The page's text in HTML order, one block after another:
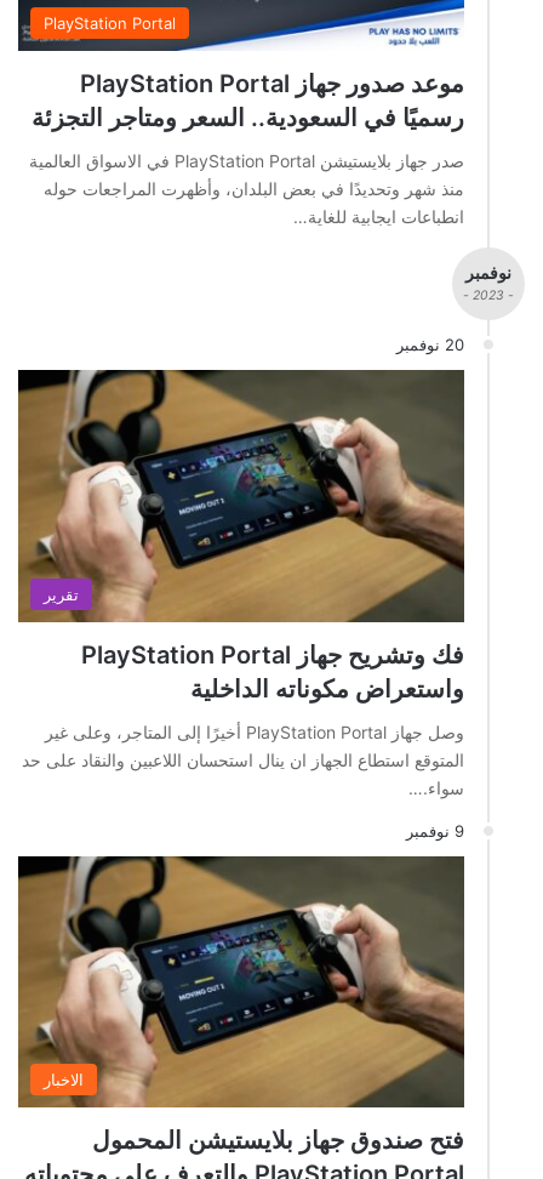
PlayStation Portal
موعد صدور جهاز PlayStation Portal
رسميًا في السعودية.. السعر ومتاجر التجزئة
صدر جهاز بلايستيشن PlayStation Portal في الاسواق العالمية
منذ شهر وتحديدًا في بعض البلدان، وأظهرت المراجعات حوله
انطباعات ايجابية للغاية…
نوفمبر
- 2023 -
20 نوفمبر
تقرير
فك وتشريح جهاز PlayStation Portal
واستعراض مكوناته الداخلية
وصل جهاز PlayStation Portal أخيرًا إلى المتاجر، وعلى غير
المتوقع استطاع الجهاز ان ينال استحسان اللاعبين والنقاد على حد
سواء.…
9 نوفمبر
الاخبار
فتح صندوق جهاز بلايستيشن المحمول